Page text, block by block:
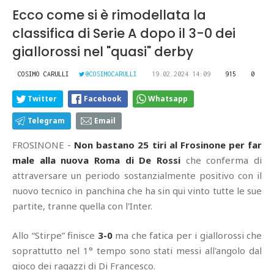
Ecco come si è rimodellata la
classifica di Serie A dopo il 3-0 dei
giallorossi nel "quasi" derby
COSIMO CARULLI @COSIMOCARULLI 19.02.2024 14:09 915 0
Twitter Facebook Whatsapp
Telegram Email
FROSINONE - Non bastano 25 tiri al Frosinone per far
male alla nuova Roma di De Rossi che conferma di
attraversare un periodo sostanzialmente positivo con il
nuovo tecnico in panchina che ha sin qui vinto tutte le sue
partite, tranne quella con l'Inter.
Allo “Stirpe” finisce 3-0ma che fatica per i giallorossi che
soprattutto nel 1° tempo sono stati messi all'angolo dal
gioco dei ragazzi di Di Francesco.